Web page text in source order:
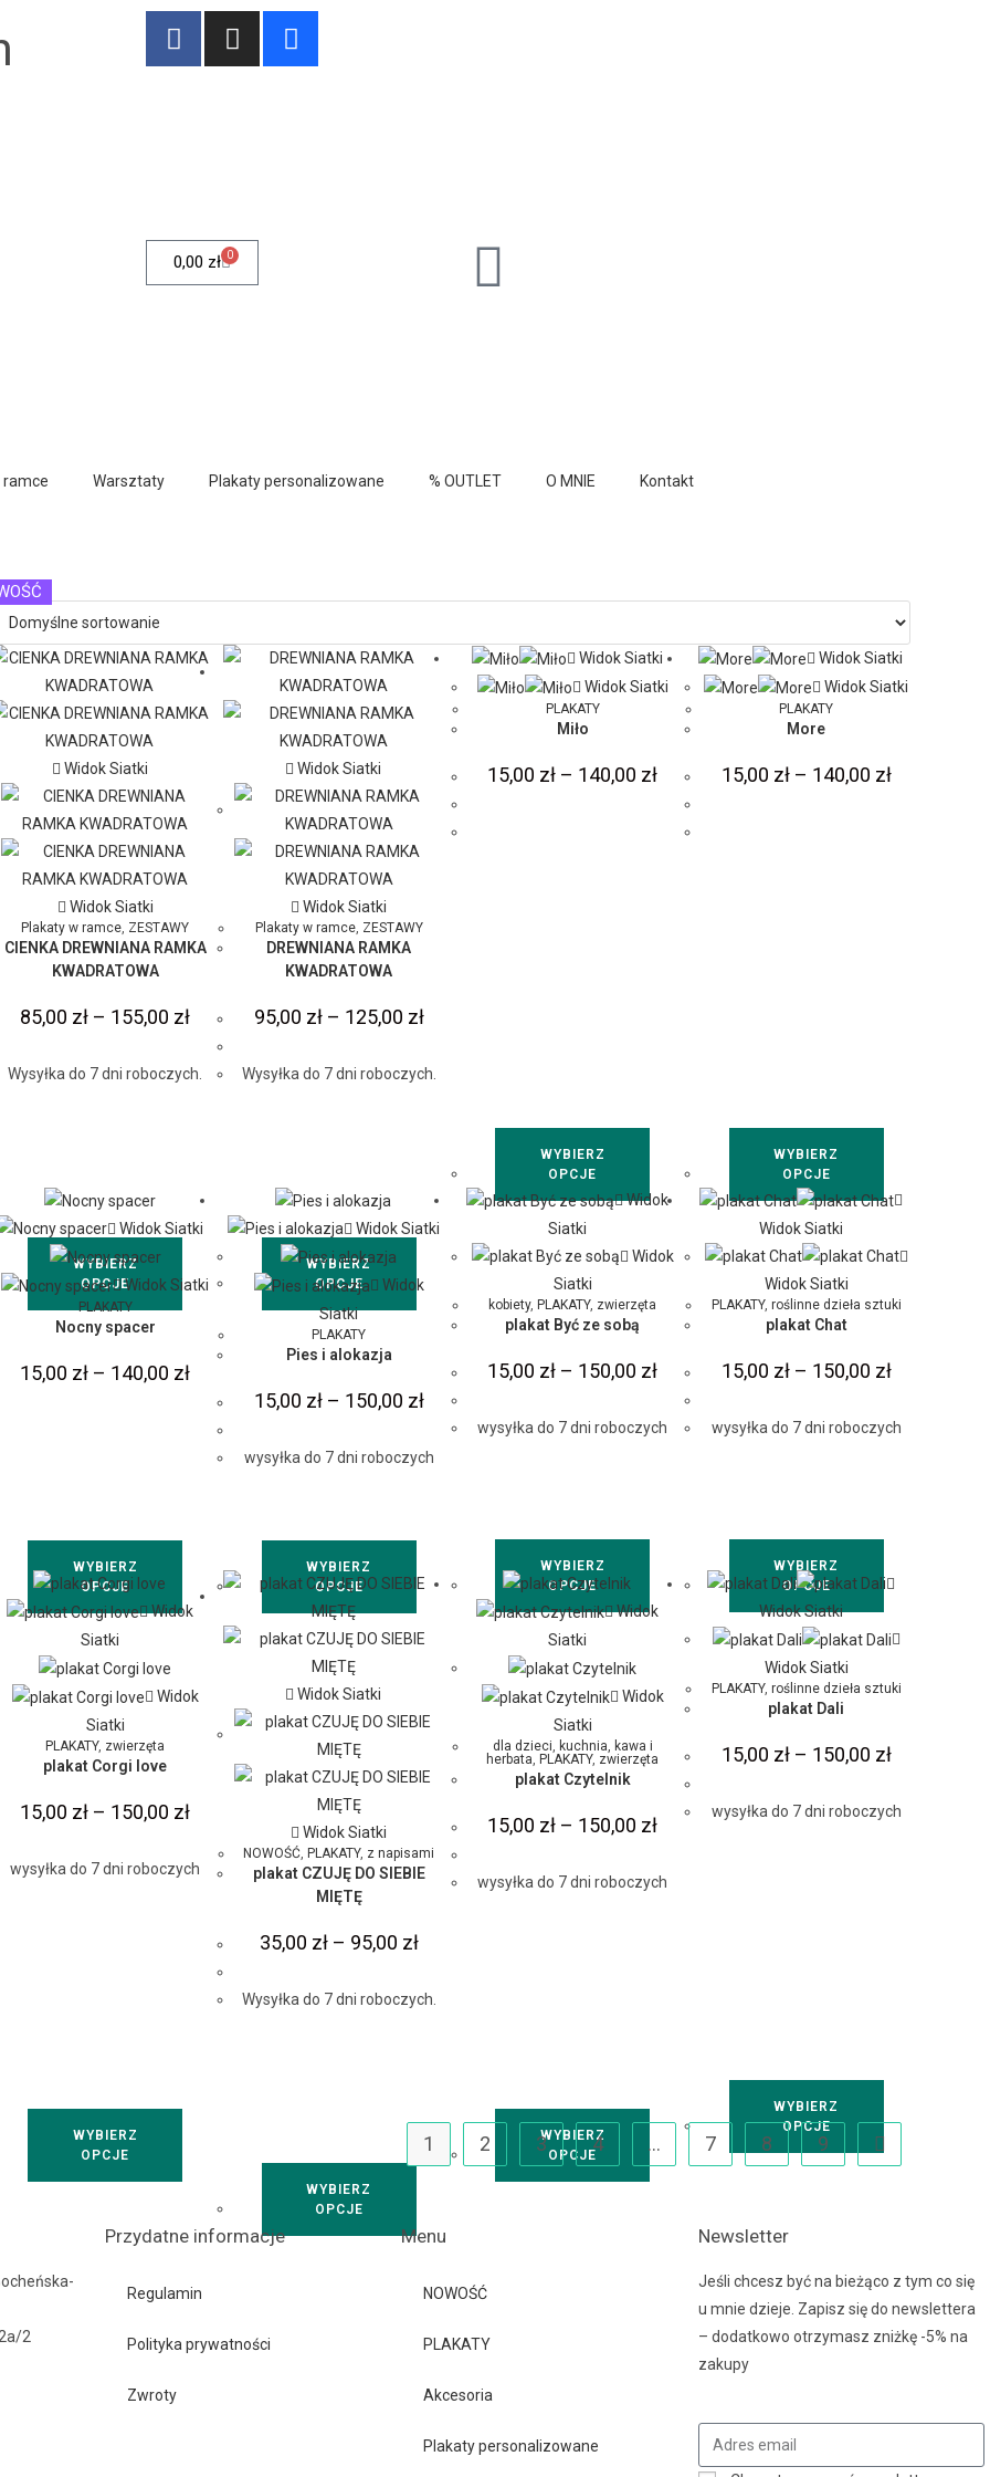
0,00 zł 0
ramce Warsztaty Plakaty personalizowane % OUTLET O MNIE Kontakt
Widok Siatki
Widok Siatki
Plakaty w ramce, ZESTAWY
CIENKA DREWNIANA RAMKA
KWADRATOWA
85,00 zł – 155,00 zł
Wysyłka do 7 dni roboczych.
WYBIERZ
OPCJE
Widok Siatki
Widok Siatki
Plakaty w ramce, ZESTAWY
DREWNIANA RAMKA
KWADRATOWA
95,00 zł – 125,00 zł
Wysyłka do 7 dni roboczych.
WYBIERZ
OPCJE
Widok Siatki
Widok Siatki
PLAKATY
Miło
15,00 zł – 140,00 zł
WYBIERZ
OPCJE
Widok Siatki
Widok Siatki
PLAKATY
More
15,00 zł – 140,00 zł
WYBIERZ
OPCJE
Widok Siatki
Widok Siatki
PLAKATY
Nocny spacer
15,00 zł – 140,00 zł
WYBIERZ
OPCJE
Widok Siatki
Widok
Siatki
PLAKATY
Pies i alokazja
15,00 zł – 150,00 zł
wysyłka do 7 dni roboczych
WYBIERZ
OPCJE
Widok
Siatki
Widok
Siatki
kobiety, PLAKATY, zwierzęta
plakat Być ze sobą
15,00 zł – 150,00 zł
wysyłka do 7 dni roboczych
WYBIERZ
OPCJE
Widok Siatki
Widok Siatki
PLAKATY, roślinne dzieła sztuki
plakat Chat
15,00 zł – 150,00 zł
wysyłka do 7 dni roboczych
WYBIERZ
OPCJE
Widok
Siatki
Widok
Siatki
PLAKATY, zwierzęta
plakat Corgi love
15,00 zł – 150,00 zł
wysyłka do 7 dni roboczych
WYBIERZ
OPCJE
Widok Siatki
Widok Siatki
NOWOŚĆ ,PLAKATY, z napisami
plakat CZUJĘ DO SIEBIE
MIĘTĘ
35,00 zł – 95,00 zł
Wysyłka do 7 dni roboczych.
WYBIERZ
OPCJE
Widok
Siatki
Widok
Siatki
dla dzieci
kuchnia, kawa i
herbata ,PLAKATY, zwierzęta
plakat Czytelnik
15,00 zł – 150,00 zł
wysyłka do 7 dni roboczych
WYBIERZ
OPCJE
Widok Siatki
Widok Siatki
PLAKATY, roślinne dzieła sztuki
plakat Dali
15,00 zł – 150,00 zł
wysyłka do 7 dni roboczych
WYBIERZ
OPCJE
1 2 3 4 … 7 8 9
2
Przydatne informacje
Regulamin
Polityka prywatności
Zwroty
Menu
NOWOŚĆ
PLAKATY
Akcesoria
Plakaty personalizowane
Newsletter
Jeśli chcesz być na bieżąco z tym co się
u mnie dzieje. Zapisz się do newslettera
– dodatkowo otrzymasz zniżkę -5% na
zakupy